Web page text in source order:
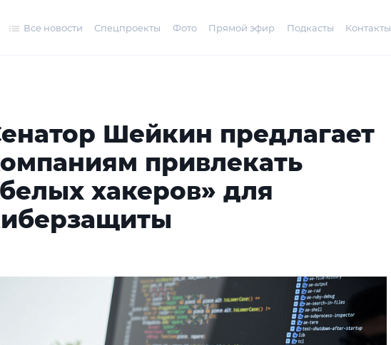
Все новости Спецпроекты Фото Прямой эфир Подкасты Контакты
Шейкин предлагает
привлекать
хакеров» для